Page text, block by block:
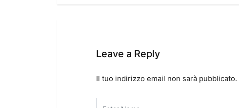
Leave a Reply
Il tuo indirizzo email non sarà pubblicato.